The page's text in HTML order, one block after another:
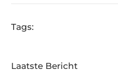
Tags:
Laatste Bericht